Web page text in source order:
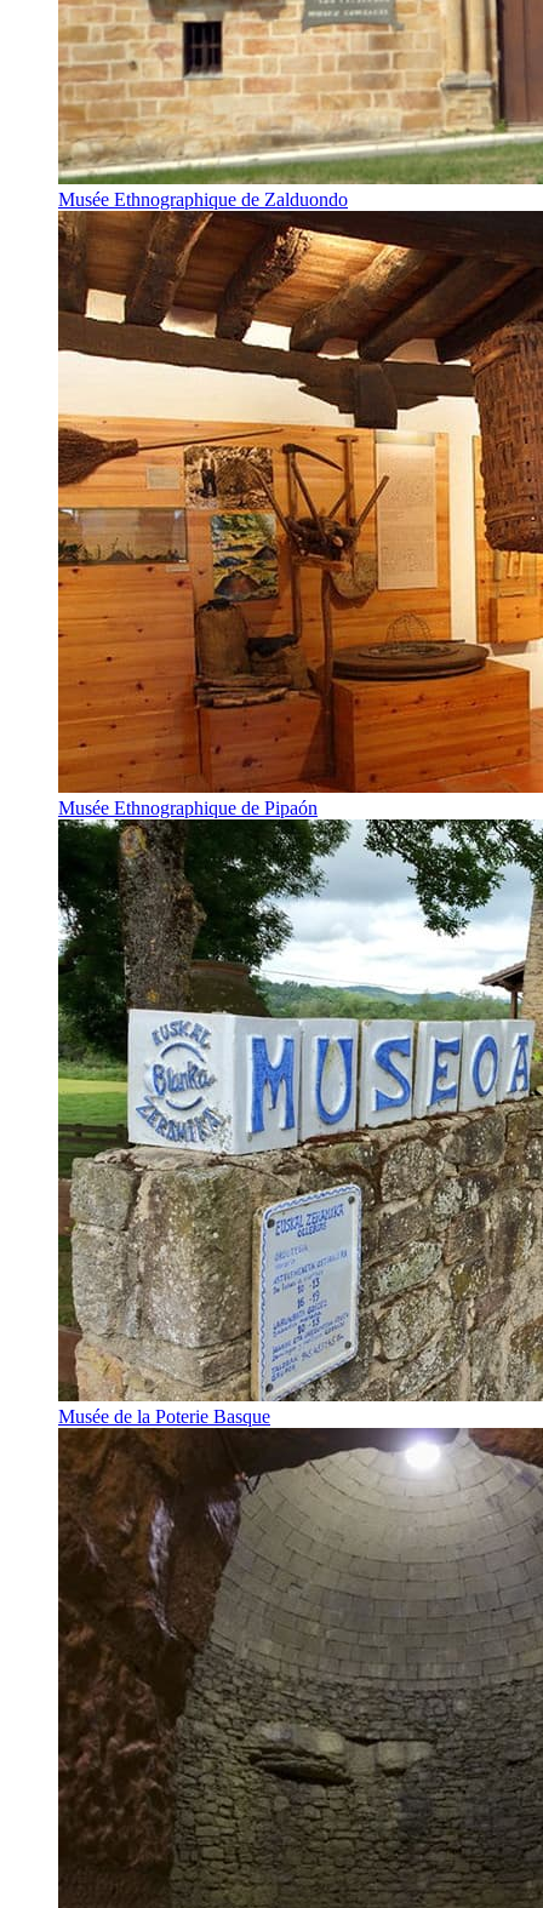
Musée Ethnographique de Zalduondo
Musée Ethnographique de Pipaón
Musée de la Poterie Basque